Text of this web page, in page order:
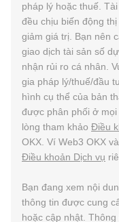
pháp lý hoặc thuế.
đều chịu biến động
giảm giá trị. Bạn nên
giao dịch tài sản số
nhận rủi ro cá nhân.
gia pháp lý/thuế/đầu
hình cụ thể của bản
được phân phối ở
lòng tham khảo Điều
OKX. Ví Web3 OKX
Điều khoản Dịch vụ
Bạn đang xem nội
thông tin được cung
hoặc cập nhật.